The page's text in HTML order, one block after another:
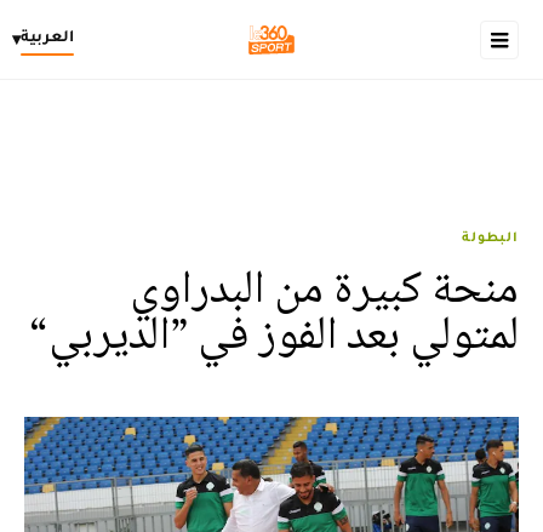
العربية▾
البطولة
منحة كبيرة من البدراوي
لمتولي بعد الفوز في ”الديربي“